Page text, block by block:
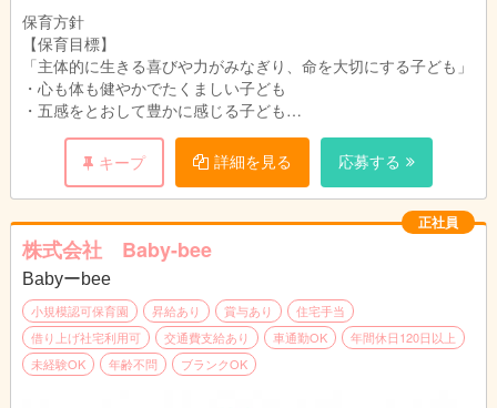
保育方針
【保育目標】
「主体的に生きる喜びや力がみなぎり、命を大切にする子ども」
・心も体も健やかでたくましい子ども
・五感をとおして豊かに感じる子ども
・忍耐強く、工夫し、表現し、努力し、挑戦する子ども
・思いやりや優しさを持って人と交わり、人の気持ちがわかる子
・食べ物に関心を持ち、感謝し、食事を楽しみ子ども
【保育方針】
◎乳児クラスは、ゆるやかな育児担当制で一人ひとりに丁寧に関
わる保育を行う。
◎幼児クラスは異年齢グループでも生活し、小さい子への思いや
りの心を育む。
◎開放的な遊びで、のびやかな心が育めるよう保育の内容を工夫
する。
◎安田式遊具に親しみ、乳幼児の体力、意欲向上を図るととも
キープ 詳細を見る 応募する
正社員
株式会社 Baby-bee
Babyーbee
小規模認可保育園 昇給あり 賞与あり
住宅手当
借り上げ社宅利用可
交通費支給あり 車通勤OK
年間休日120日以上
未経験OK
年齢不問 ブランクOK